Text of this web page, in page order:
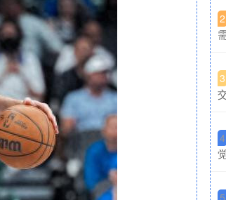
2
3
4
5